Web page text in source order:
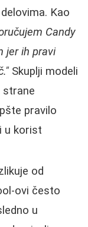
Kao
Candy
jer ih pravi
Skuplji modeli
strane
pravilo
u korist
od
ovi često
u